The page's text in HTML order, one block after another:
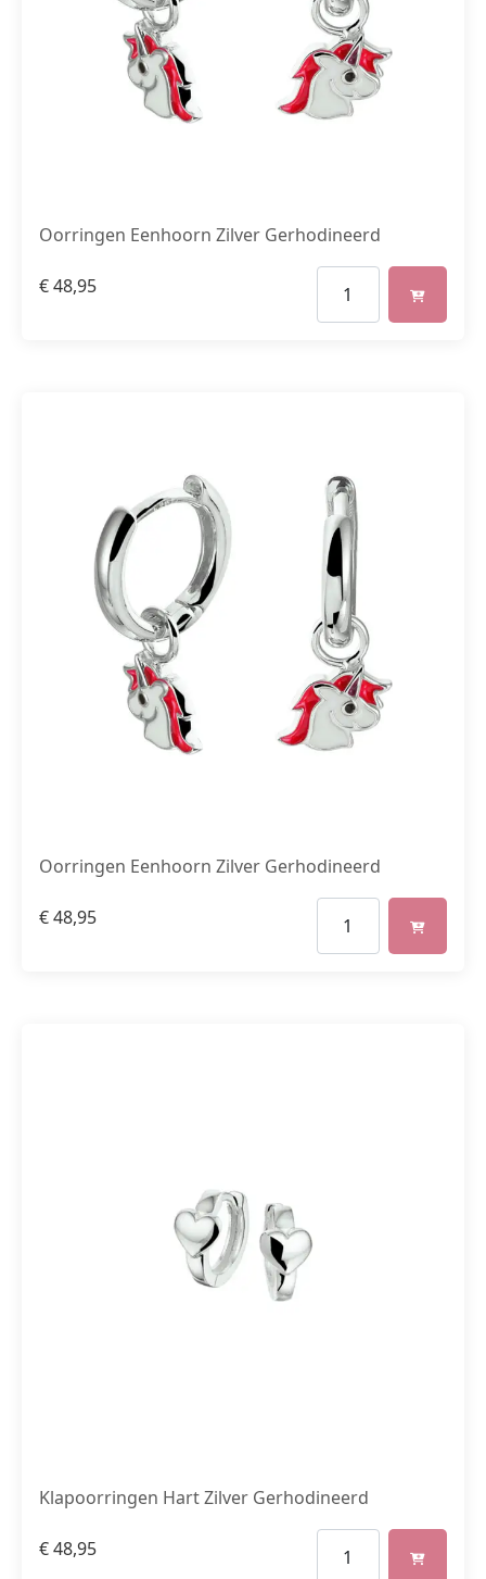
Oorringen Eenhoorn Zilver Gerhodineerd
€48,95
Oorringen Eenhoorn Zilver Gerhodineerd
€48,95
Klapoorringen Hart Zilver Gerhodineerd
€48,95